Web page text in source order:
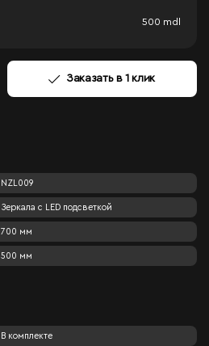
500 mdl
Заказать в 1 клик
NZL009
Зеркала c LED подсветкой
700 мм
500 мм
В комплекте